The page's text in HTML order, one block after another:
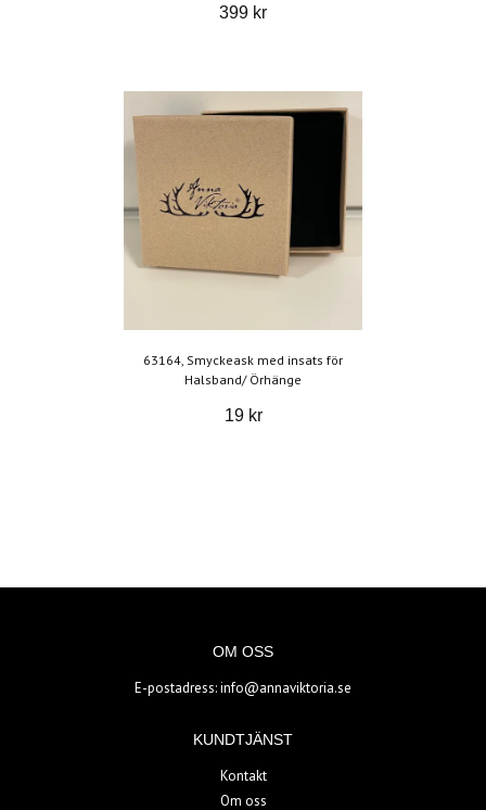
399 kr
63164, Smyckeask med insats för
Halsband/ Örhänge
19 kr
OM OSS
E-postadress:info@annaviktoria.se
KUNDTJÄNST
Kontakt
Om oss